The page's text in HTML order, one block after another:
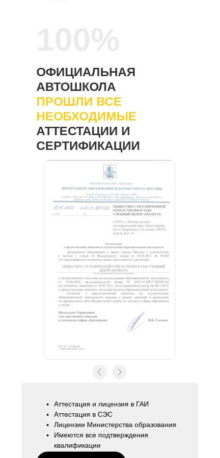
ОФИЦИАЛЬНАЯ
АВТОШКОЛА
ПРОШЛИ ВСЕ
НЕОБХОДИМЫЕ
АТТЕСТАЦИИ И
СЕРТИФИКАЦИИ
Аттестация и лицензия в ГАИ
Аттестация в СЭС
Лицензии Министерства образования
Имеются все подтверждения
квалификации